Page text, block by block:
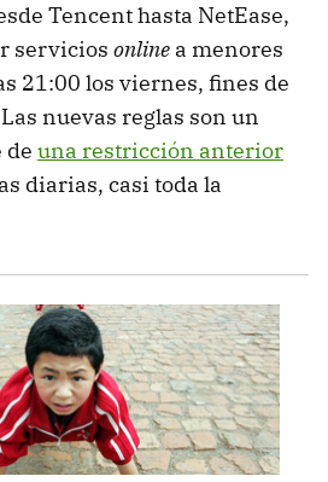
Tencent hasta NetEase,
servicios online a menores
21:00 los viernes, fines de
nuevas reglas son un
de una restricción anterior
diarias, casi toda la